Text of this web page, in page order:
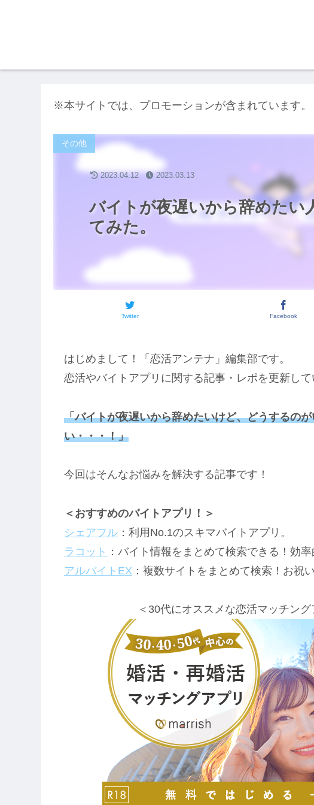
※本サイトでは、プロモーションが含まれています。
バイトが夜遅いから辞めたい
てみた。
その他
Twitter Facebook
2023.04.12 2023.03.13
はじめまして！「恋活アンテナ」編集部です。
恋活やバイトアプリに関する記事・レポを更新して
「バイトが夜遅いから辞めたいけど、どうするの
い・・・！」
今回はそんなお悩みを解決する記事です！
＜おすすめのバイトアプリ！＞
シェアフル ：利用No.1のスキマバイトアプリ。
ラコット ：バイト情報をまとめて検索できる！効
アルバイトEX ：複数サイトをまとめて検索！お祝
＜30代にオススメな恋活マッチン